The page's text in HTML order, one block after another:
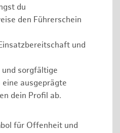
du
den Führerschein
und
und sorgfältige
ausgeprägte
dein Profil ab.
für Offenheit und